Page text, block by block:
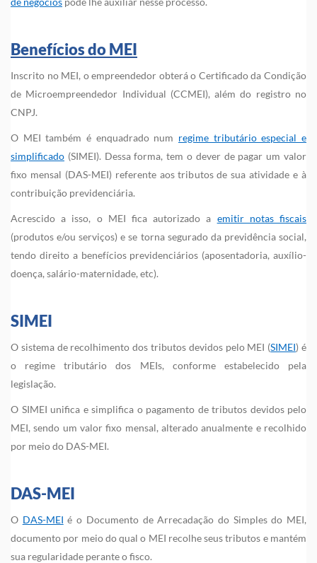
Benefícios do MEI
Inscrito no MEI, o empreendedor obterá o Certificado da Condição
de Microempreendedor Individual (CCMEI), além do registro no
CNPJ.
O MEI também é enquadrado num regime tributário especial e
simplificado (SIMEI). Dessa forma, tem o dever de pagar um valor
fixo mensal (DAS-MEI) referente aos tributos de sua atividade e à
contribuição previdenciária.
Acrescido a isso, o MEI fica autorizado a emitir notas fiscais
(produtos e/ou serviços) e se torna segurado da previdência social,
tendo direito a benefícios previdenciários (aposentadoria, auxílio-
doença, salário-maternidade, etc).
SIMEI
O sistema de recolhimento dos tributos devidos pelo MEI (SIMEI) é
o regime tributário dos MEIs, conforme estabelecido pela
legislação.
O SIMEI unifica e simplifica o pagamento de tributos devidos pelo
MEI, sendo um valor fixo mensal, alterado anualmente e recolhido
por meio do DAS-MEI.
DAS-MEI
O DAS-MEI é o Documento de Arrecadação do Simples do MEI,
documento por meio do qual o MEI recolhe seus tributos e mantém
sua regularidade perante o fisco.